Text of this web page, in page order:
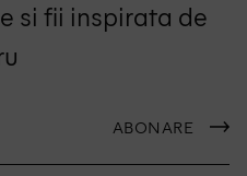
si fii inspirata de
ABONARE